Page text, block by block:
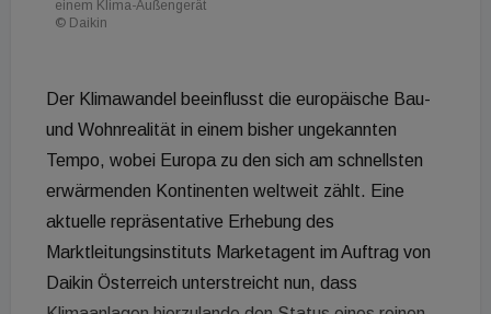
einem Klima-Außengerät
© Daikin
Der Klimawandel beeinflusst die europäische Bau-
und Wohnrealität in einem bisher ungekannten
Tempo, wobei Europa zu den sich am schnellsten
erwärmenden Kontinenten weltweit zählt. Eine
aktuelle repräsentative Erhebung des
Marktleitungsinstituts Marketagent im Auftrag von
Daikin Österreich unterstreicht nun, dass